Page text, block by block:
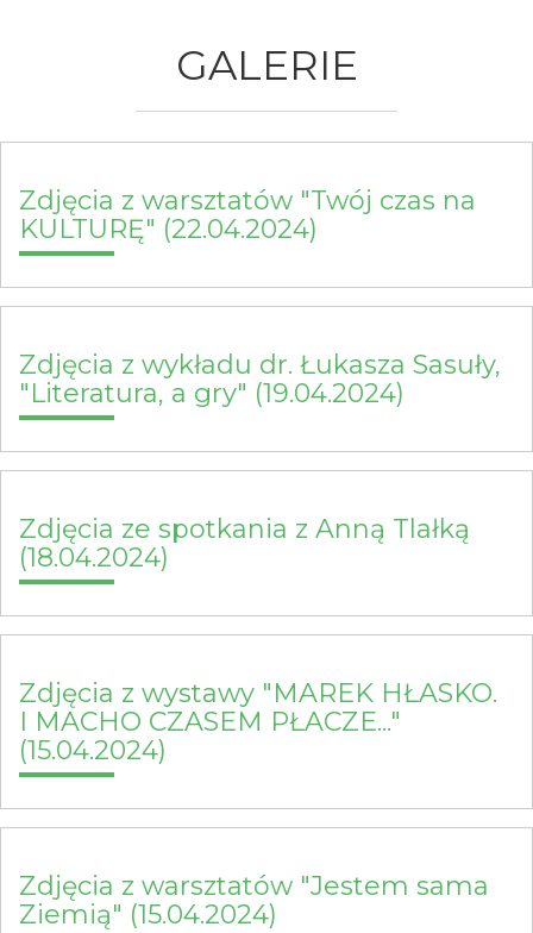
GALERIE
Zdjęcia z warsztatów "Twój czas na
KULTURĘ" (22.04.2024)
Zdjęcia z wykładu dr. Łukasza Sasuły,
"Literatura, a gry" (19.04.2024)
Zdjęcia ze spotkania z Anną Tlałką
(18.04.2024)
Zdjęcia z wystawy "MAREK HŁASKO.
I MACHO CZASEM PŁACZE..."
(15.04.2024)
Zdjęcia z warsztatów "Jestem sama
Ziemią" (15.04.2024)